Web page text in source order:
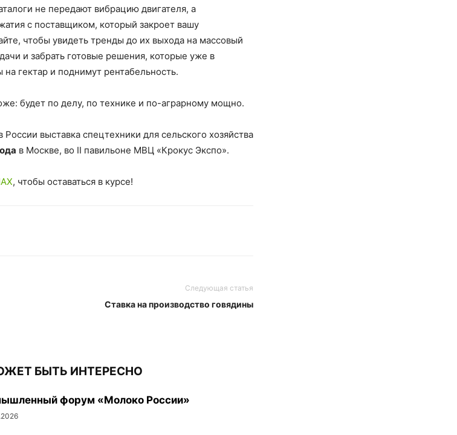
не передают вибрацию двигателя, а
с поставщиком, который закроет вашу
чтобы увидеть тренды до их выхода на массовый
и забрать готовые решения, которые уже в
гектар и поднимут рентабельность.
будет по делу, по технике и по-аграрному мощно.
России выставка спецтехники для сельского хозяйства
в Москве, во II павильоне МВЦ «Крокус Экспо».
, чтобы оставаться в курсе!
Следующая статья
Ставка на производство говядины
БЫТЬ ИНТЕРЕСНО
форум «Молоко России»